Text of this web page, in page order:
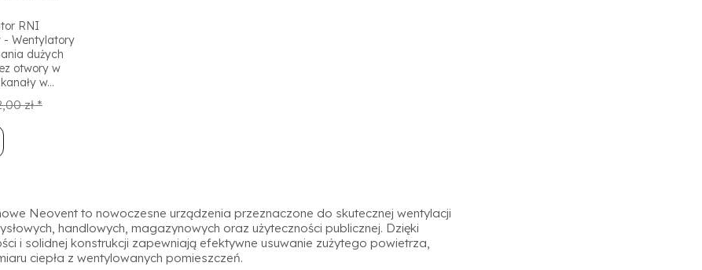
RNI
Wentylatory
dużych
otwory w
w...
zł *
Neovent to nowoczesne urządzenia przeznaczone do skutecznej wentylacji
handlowych, magazynowych oraz użyteczności publicznej. Dzięki
i solidnej konstrukcji zapewniają efektywne usuwanie zużytego powietrza,
ciepła z wentylowanych pomieszczeń.